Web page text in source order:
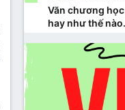
Văn chương
hay như thế